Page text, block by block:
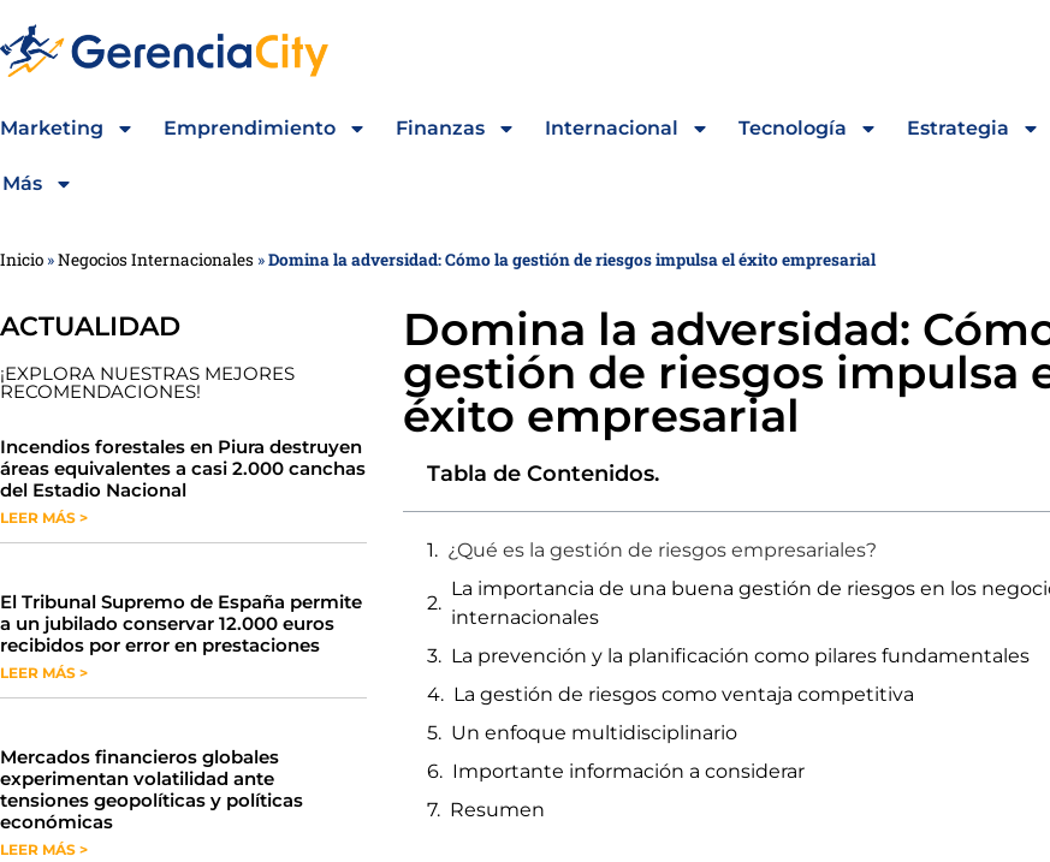
Marketing Emprendimiento Finanzas Internacional Tecnología Estrategia
Más
Inicio »Negocios Internacionales »Domina la adversidad: Cómo la gestión de riesgos impulsa el éxito empresarial
ACTUALIDAD
¡EXPLORA NUESTRAS MEJORES
RECOMENDACIONES!
​​​​Incendios forestales en Piura destruyen
áreas equivalentes a casi 2.000 canchas
del Estadio Nacional
LEER MÁS >
​El Tribunal Supremo de España permite
a un jubilado conservar 12.000 euros
recibidos por error en prestaciones
LEER MÁS >
Mercados financieros globales
experimentan volatilidad ante
tensiones geopolíticas y políticas
económicas
LEER MÁS >
Domina la adversidad:
gestión de riesgos impulsa
éxito empresarial
Tabla de Contenidos.
¿Qué es la gestión de riesgos empresariales?
La importancia de una buena gestión de riesgos en los
internacionales
La prevención y la planificación como pilares fundamentales
La gestión de riesgos como ventaja competitiva
Un enfoque multidisciplinario
Importante información a considerar
Resumen